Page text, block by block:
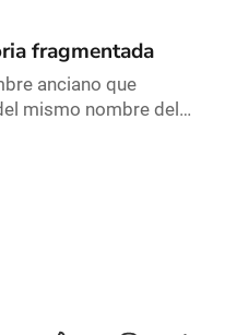
fragmentada
anciano que
mismo nombre del
deriva de lo que pasa
somos testigos
de realidad
si las
son recuerdos o
Esa dispersión y